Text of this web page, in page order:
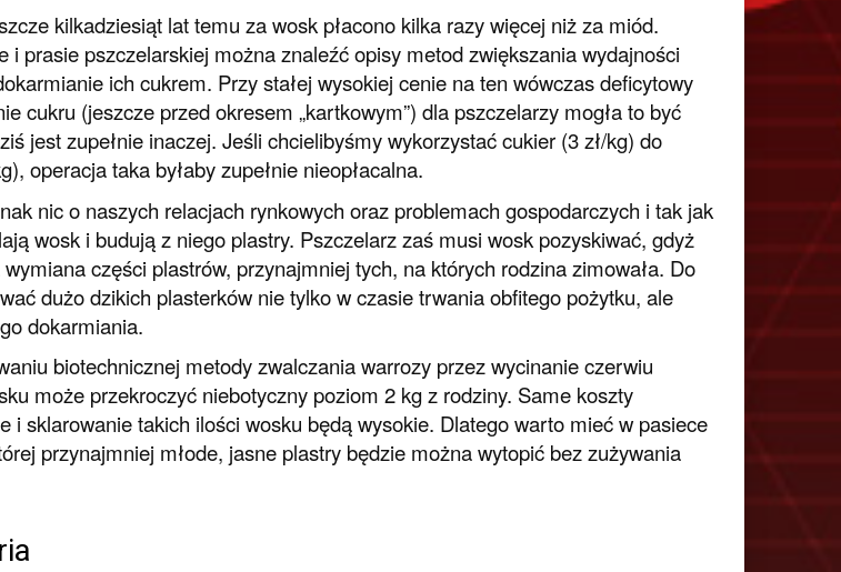
kilkadziesiąt lat temu za wosk płacono kilka razy więcej niż za miód.
i prasie pszczelarskiej można znaleźć opisy metod zwiększania wydajności
ich cukrem. Przy stałej wysokiej cenie na ten wówczas deficytowy
cukru (jeszcze przed okresem „kartkowym”) dla pszczelarzy mogła to być
jest zupełnie inaczej. Jeśli chcielibyśmy wykorzystać cukier (3 zł/kg) do
operacja taka byłaby zupełnie nieopłacalna.
nic o naszych relacjach rynkowych oraz problemach gospodarczych i tak jak
wosk i budują z niego plastry. Pszczelarz zaś musi wosk pozyskiwać, gdyż
części plastrów, przynajmniej tych, na których rodzina zimowała. Do
dużo dzikich plasterków nie tylko w czasie trwania obfitego pożytku, ale
dokarmiania.
biotechnicznej metody zwalczania warrozy przez wycinanie czerwiu
może przekroczyć niebotyczny poziom 2 kg z rodziny. Same koszty
i sklarowanie takich ilości wosku będą wysokie. Dlatego warto mieć w pasiece
przynajmniej młode, jasne plastry będzie można wytopić bez zużywania